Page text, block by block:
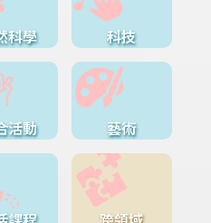
科學 科技
活動 藝術